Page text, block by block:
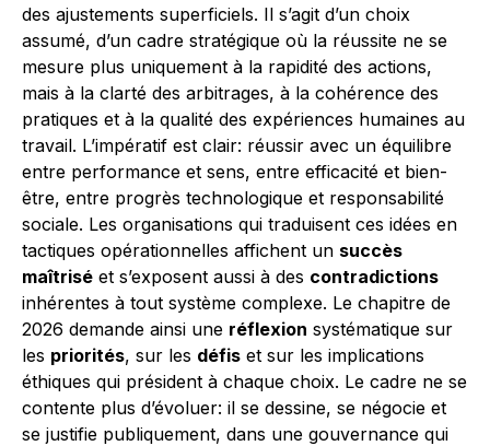
des ajustements superficiels. Il s’agit d’un choix
assumé, d’un cadre stratégique où la réussite ne se
mesure plus uniquement à la rapidité des actions,
mais à la clarté des arbitrages, à la cohérence des
pratiques et à la qualité des expériences humaines au
travail. L’impératif est clair: réussir avec un équilibre
entre performance et sens, entre efficacité et bien-
être, entre progrès technologique et responsabilité
sociale. Les organisations qui traduisent ces idées en
tactiques opérationnelles affichent un succès
maîtrisé et s’exposent aussi à des contradictions
inhérentes à tout système complexe. Le chapitre de
2026 demande ainsi une réflexion systématique sur
les priorités, sur les défis et sur les implications
éthiques qui président à chaque choix. Le cadre ne se
contente plus d’évoluer: il se dessine, se négocie et
se justifie publiquement, dans une gouvernance qui